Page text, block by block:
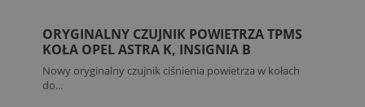
ORYGINALNY CZUJNIK POWIETRZA TPMS
KOŁA OPEL ASTRA K, INSIGNIA B
Nowy oryginalny czujnik ciśnienia powietrza w kołach
do...